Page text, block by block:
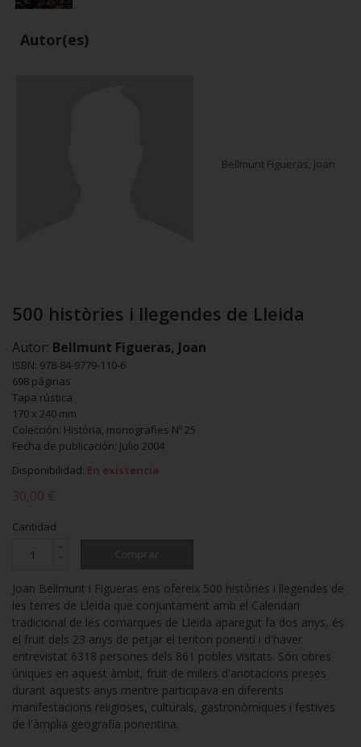
Autor(es)
Bellmunt Figueras, Joan
500 històries i llegendes de Lleida
Autor: Bellmunt Figueras, Joan
ISBN: 978-84-9779-110-6
698 páginas
Tapa rústica
170 x 240 mm
Colección: Història, monografies Nº 25
Fecha de publicación: Julio 2004
Disponibilidad: En existencia
30,00 €
Cantidad
Joan Bellmunt i Figueras ens ofereix 500 històries i llegendes de
les terres de Lleida que conjuntament amb el Calendari
tradicional de les comarques de Lleida aparegut fa dos anys, és
el fruit dels 23 anys de petjar el teritori ponentí i d'haver
entrevistat 6318 persones dels 861 pobles visitats. Són obres
úniques en aquest àmbit, fruit de milers d'anotacions preses
durant aquests anys mentre participava en diferents
manifestacions religioses, culturals, gastronòmiques i festives
de l'àmplia geografia ponentina.